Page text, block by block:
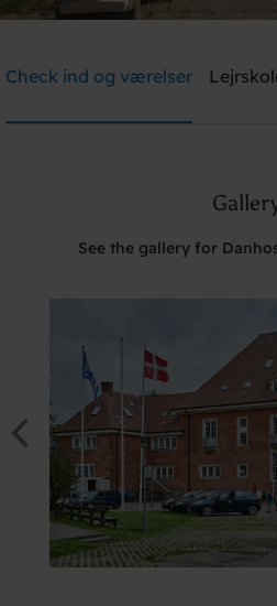
Need help? Ring:+45 4928 4949
Check ind og værelser
See the gallery for